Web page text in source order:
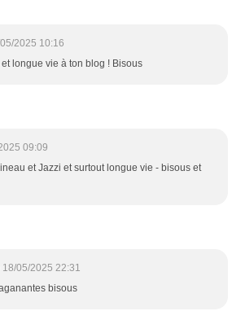
2025 10:16
longue vie à ton blog ! Bisous
09:09
et Jazzi et surtout longue vie - bisous et
18/05/2025 22:31
bisous